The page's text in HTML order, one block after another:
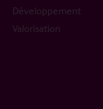
Développement
Valorisation